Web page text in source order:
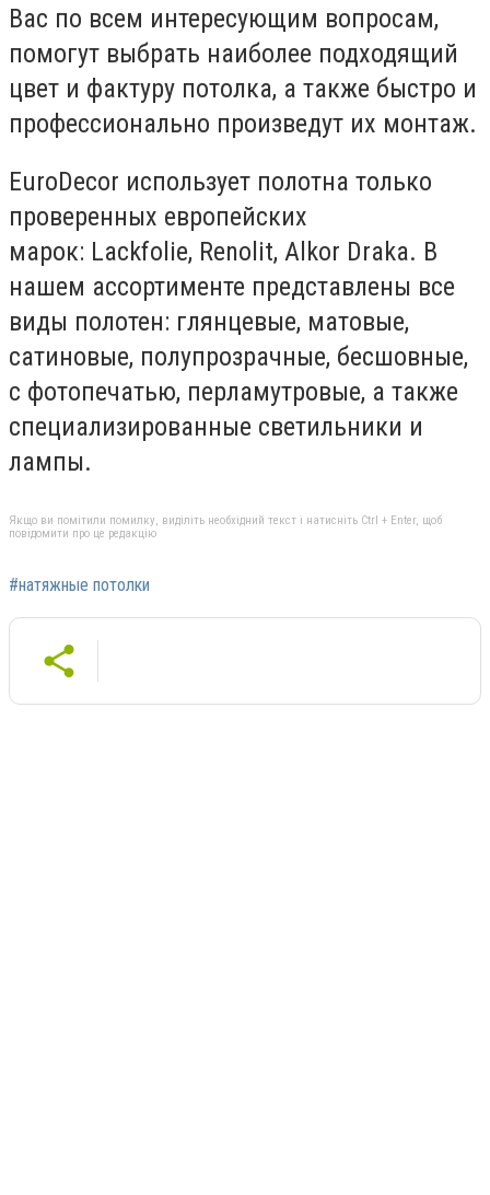
Вас по всем интересующим вопросам,
помогут выбрать наиболее подходящий
цвет и фактуру потолка, а также быстро и
профессионально произведут их монтаж.
EuroDecor использует полотна только
проверенных европейских
марок: Lackfolie, Renolit, Alkor Draka. В
нашем ассортименте представлены все
виды полотен: глянцевые, матовые,
сатиновые, полупрозрачные, бесшовные,
с фотопечатью, перламутровые, а также
специализированные светильники и
лампы.
Якщо ви помітили помилку, виділіть необхідний текст і натисніть Ctrl + Enter, щоб
повідомити про це редакцію
#натяжные потолки